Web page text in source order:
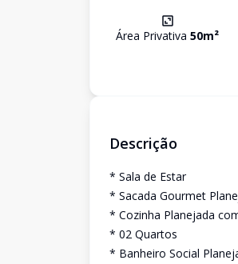
Área Privativa 50m²
Descrição
* Sala de Estar
* Sacada Gourmet
* Cozinha Planejada
* 02 Quartos
* Banheiro Social